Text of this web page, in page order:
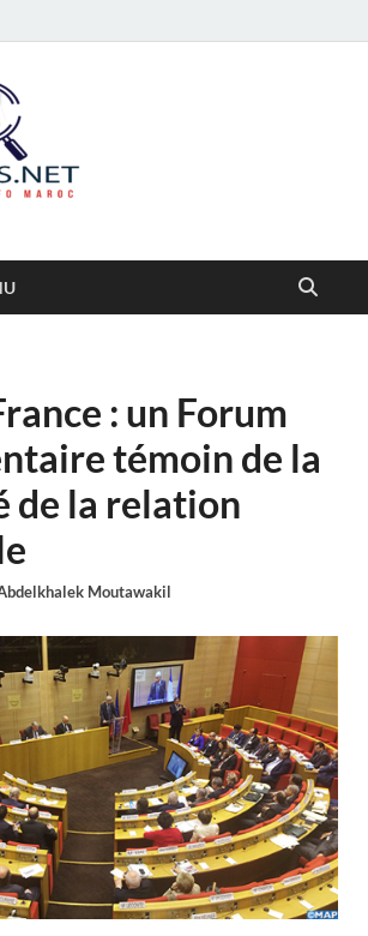
: un Forum
témoin de la
de la relation
Moutawakil